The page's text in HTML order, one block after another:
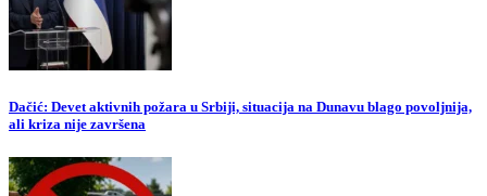
Dačić: Devet aktivnih požara u Srbiji, situacija na Dunavu blago povoljnija,
ali kriza nije završena